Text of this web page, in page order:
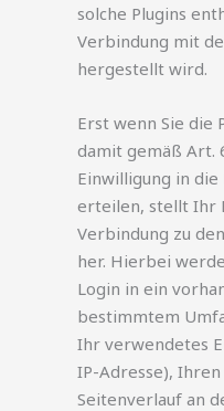
solche Plugins
Verbindung mit
hergestellt wird.
Erst wenn Sie die
damit gemäß Art.
Einwilligung in
erteilen, stellt Ihr
Verbindung zu
her. Hierbei
Login in ein
bestimmtem
Ihr verwendetes
IP-Adresse),
Seitenverlauf an